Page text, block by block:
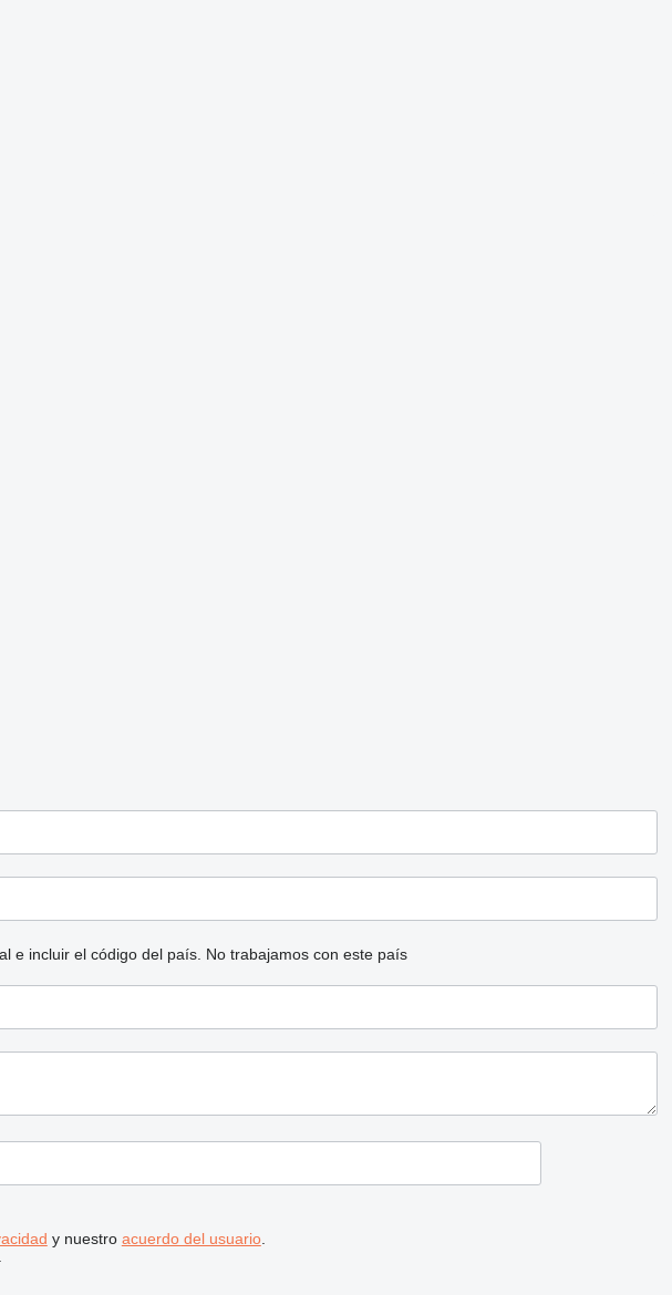
e incluir el código del país. No trabajamos con este país
y nuestro acuerdo del usuario.